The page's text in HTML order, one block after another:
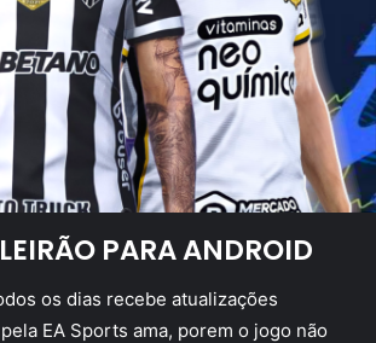
PARA ANDROID
os dias recebe atualizações
EA Sports ama, porem o jogo não